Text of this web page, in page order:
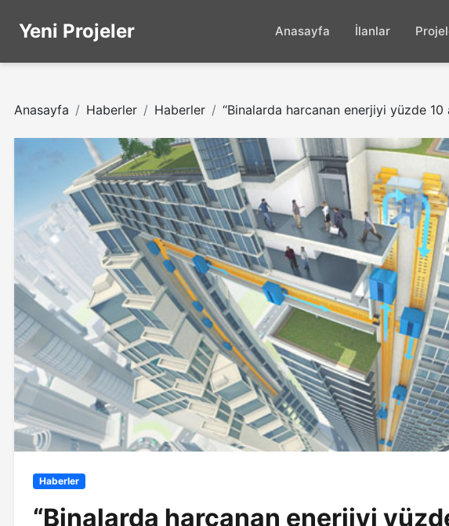
Yeni Projeler Anasayfa İlanlar
Anasayfa Haberler Haberler “Binalarda harcanan enerjiyi yüzde 10
Haberler
“Binalarda harcanan enerjiyi